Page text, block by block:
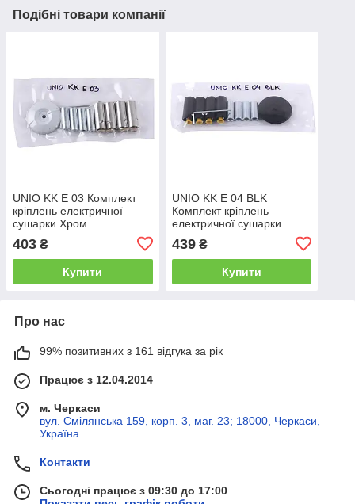
Подібні товари компанії
UNIO KK E 03 Комплект
кріплень електричної
сушарки Хром
403 ₴
Купити
UNIO KK E 04 BLK
Комплект кріплень
електричної сушарки.
439₴
Купити
Про нас
99% позитивних з 161 відгука за рік
Працює з 12.04.2014
м. Черкаси
вул. Смілянська 159, корп. 3, маг. 23; 18000, Черкаси,
Україна
Контакти
Сьогодні працює з 09:30 до 17:00